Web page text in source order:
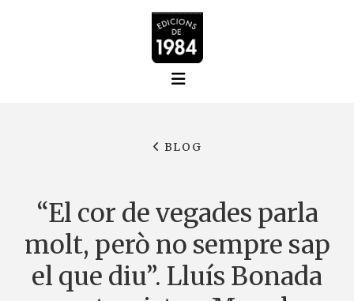
BLOG
“El cor de vegades parla
molt, però no sempre sap
el que diu”. Lluís Bonada